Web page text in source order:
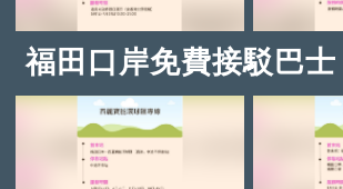
福田口岸免費接駁巴士